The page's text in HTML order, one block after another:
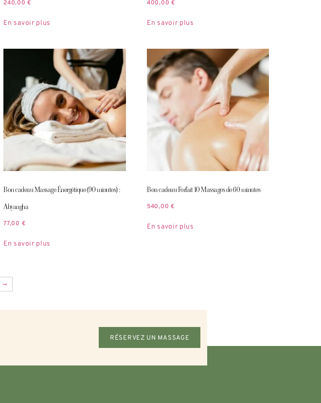
240,00€
En savoir plus
400,00 €
En savoir plus
Bon cadeau Massage Énergétique (90 minutes) :
Abyangha
77,00 €
En savoir plus
Bon cadeau Forfait 10 Massages de 60 minutes
540,00 €
En savoir plus
→
RÉSERVEZ UN MASSAGE